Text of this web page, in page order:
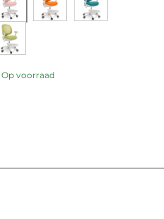
Roze Oranje Blauw
Groen
Op voorraad